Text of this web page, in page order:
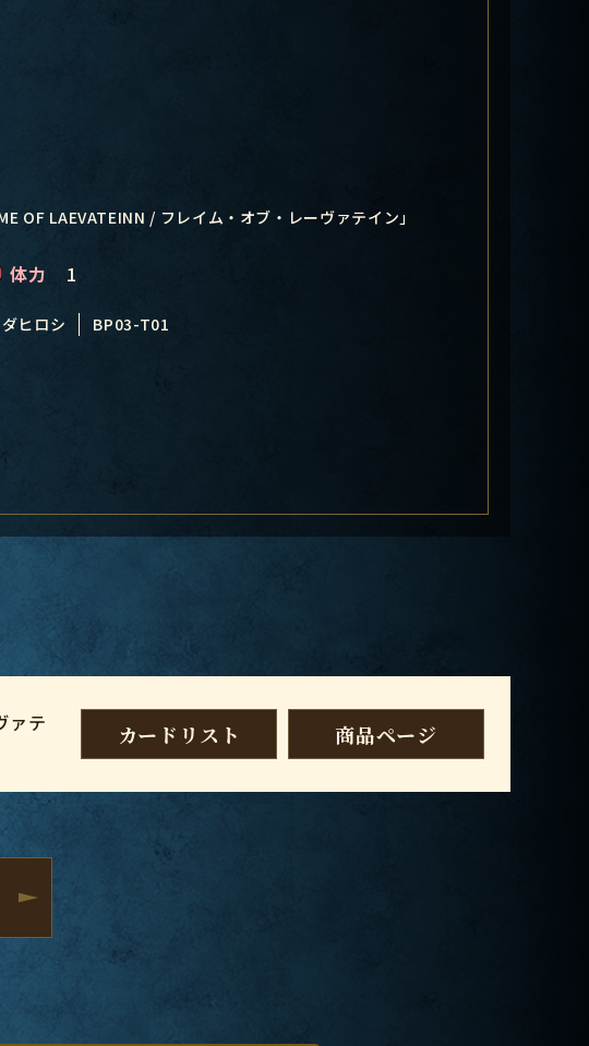
OF LAEVATEINN / フレイム・オブ・レーヴァテイン」
体力 1
ヒロシ BP03-T01
ァテ
カードリスト 商品ページ